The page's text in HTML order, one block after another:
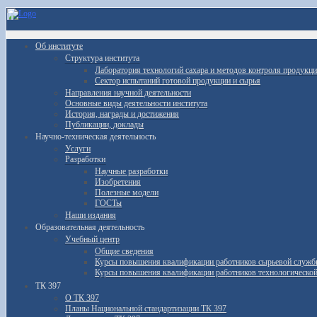
Об институте
Структура института
Лаборатория технологий сахара и методов контроля
Сектор испытаний готовой продукции и сырья
Направления научной деятельности
Основные виды деятельности института
История, награды и достижения
Публикации, доклады
Научно-техническая деятельность
Услуги
Разработки
Научные разработки
Изобретения
Полезные модели
ГОСТы
Наши издания
Образовательная деятельность
Учебный центр
Общие сведения
Курсы повышения квалификации работников сырьевой
Курсы повышения квалификации работников
ТК 397
О ТК 397
Планы Национальной стандартизации ТК 397